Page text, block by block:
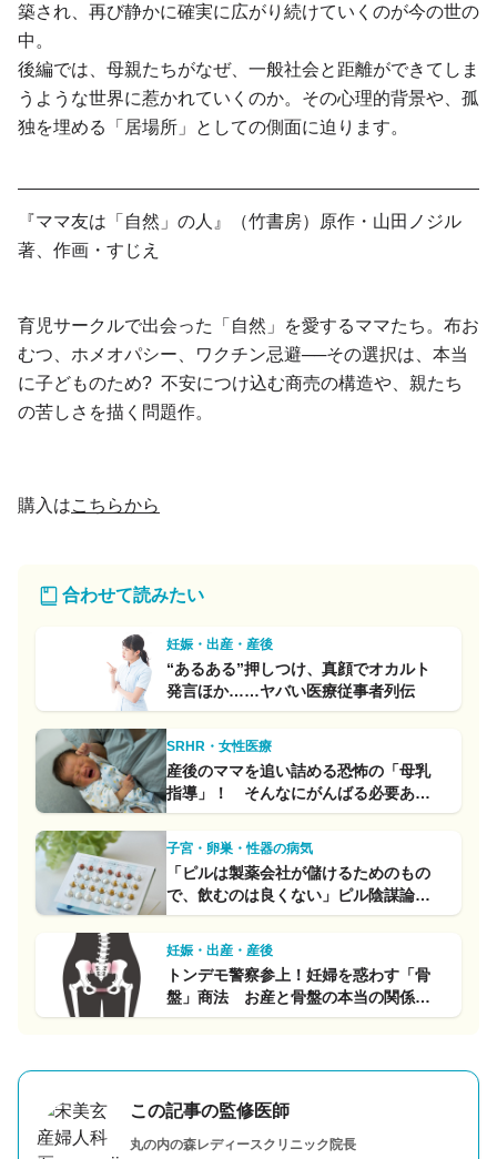
築され、再び静かに確実に広がり続けていくのが今の世の
中。
後編では、母親たちがなぜ、一般社会と距離ができてしま
うような世界に惹かれていくのか。その心理的背景や、孤
独を埋める「居場所」としての側面に迫ります。
『ママ友は「自然」の人』（竹書房）原作・山田ノジル
著、作画・すじえ
育児サークルで出会った「自然」を愛するママたち。布お
むつ、ホメオパシー、ワクチン忌避──その選択は、本当
に子どものため? 不安につけ込む商売の構造や、親たち
の苦しさを描く問題作。
購入はこちらから
合わせて読みたい
妊娠・出産・産後
“あるある”押しつけ、真顔でオカルト
発言ほか……ヤバい医療従事者列伝
SRHR・女性医療
産後のママを追い詰める恐怖の「母乳
指導」！ そんなにがんばる必要あり
ますか？【体験談】
子宮・卵巣・性器の病気
「ピルは製薬会社が儲けるためのもの
で、飲むのは良くない」ピル陰謀論系
産婦人科医のトンデモ診療を再現！
妊娠・出産・産後
トンデモ警察参上！妊婦を惑わす「骨
盤」商法 お産と骨盤の本当の関係と
は
この記事の監修医師
丸の内の森レディースクリニック院長